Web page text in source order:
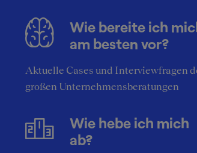
SQUEAKER-
war hilfreich, da konkrete
unnuetz. Sehr
Wie bereite ich
am besten vor?
Aktuelle Cases und Interviewfragen
großen Unternehmensberatungen
Wie hebe ich mich
ab?